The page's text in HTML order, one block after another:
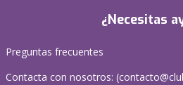
¿Necesitas
Preguntas frecuentes
Contacta con nosotros: (